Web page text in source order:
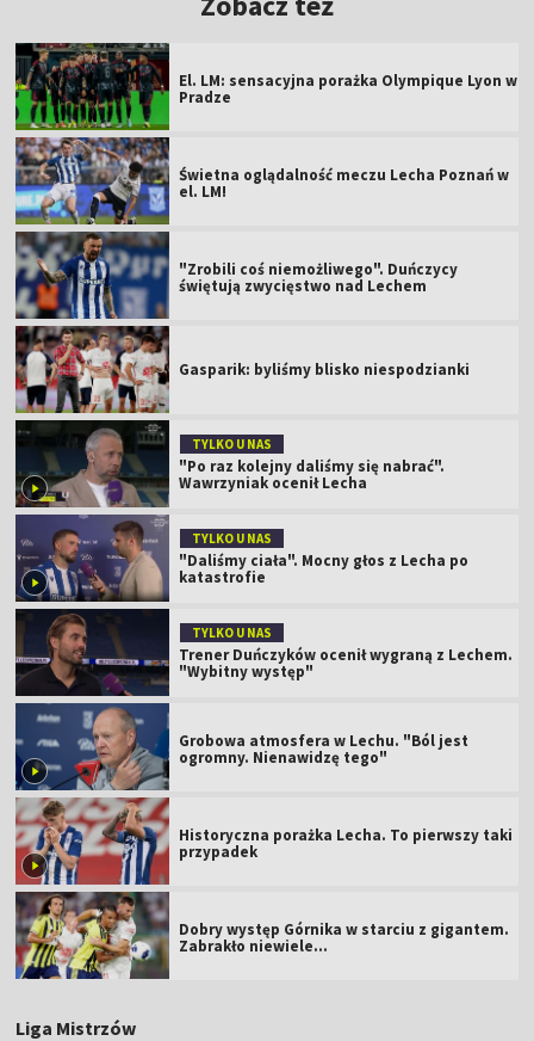
El. LM: sensacyjna porażka Olympique Lyon w
Pradze
Świetna oglądalność meczu Lecha Poznań w
el. LM!
"Zrobili coś niemożliwego". Duńczycy
świętują zwycięstwo nad Lechem
Gasparik: byliśmy blisko niespodzianki
TYLKO U NAS
"Po raz kolejny daliśmy się nabrać".
Wawrzyniak ocenił Lecha
TYLKO U NAS
"Daliśmy ciała". Mocny głos z Lecha po
katastrofie
TYLKO U NAS
Trener Duńczyków ocenił wygraną z Lechem.
"Wybitny występ"
Grobowa atmosfera w Lechu. "Ból jest
ogromny. Nienawidzę tego"
Historyczna porażka Lecha. To pierwszy taki
przypadek
Dobry występ Górnika w starciu z gigantem.
Zabrakło niewiele...
Liga Mistrzów